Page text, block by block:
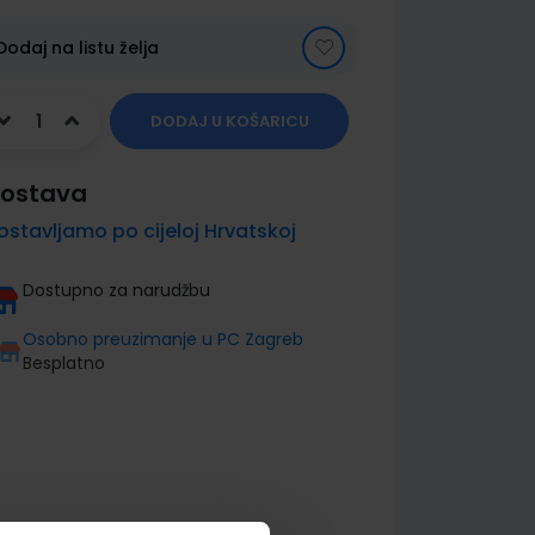
na listu želja
DODAJ U KOŠARICU
po cijeloj Hrvatskoj
Dostupno za narudžbu
Osobno preuzimanje u PC Zagreb
Besplatno